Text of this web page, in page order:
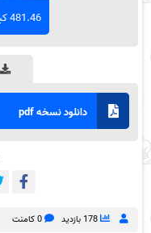
481.46 کیلوبایت
دانلود نسخه pdf
178 بازدید 0 کامنت